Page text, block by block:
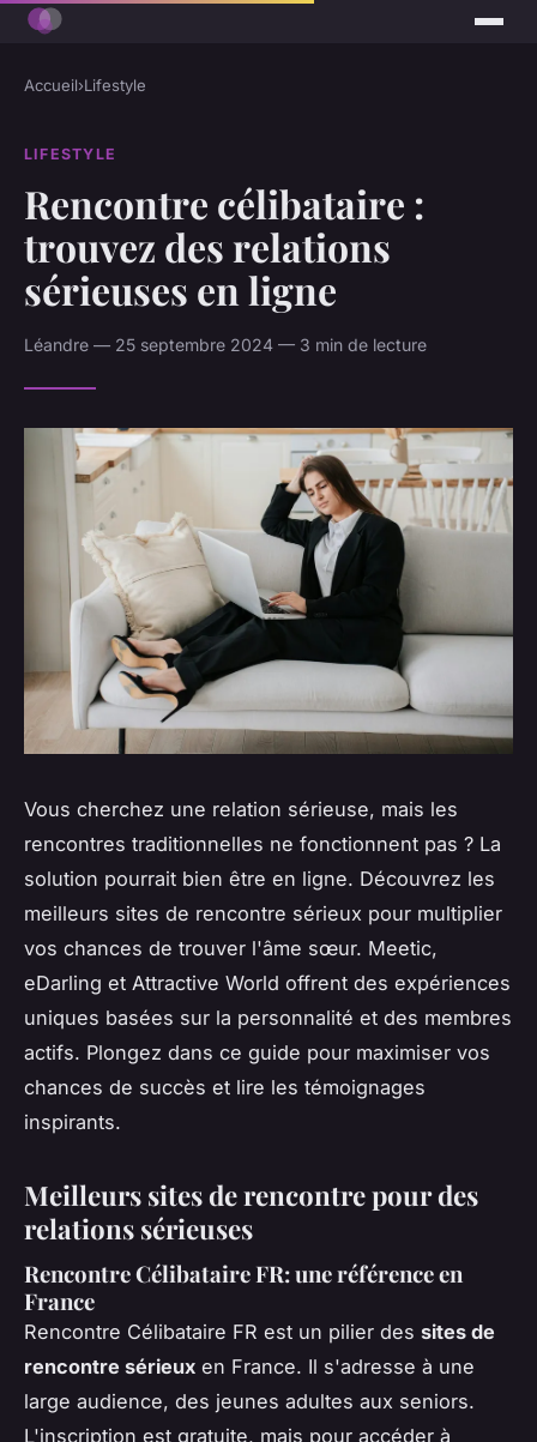
Accueil›Lifestyle
LIFESTYLE
Rencontre célibataire :
trouvez des relations
sérieuses en ligne
Léandre — 25 septembre 2024 — 3 min de lecture
Vous cherchez une relation sérieuse, mais les
rencontres traditionnelles ne fonctionnent pas ? La
solution pourrait bien être en ligne. Découvrez les
meilleurs sites de rencontre sérieux pour multiplier
vos chances de trouver l'âme sœur. Meetic,
eDarling et Attractive World offrent des expériences
uniques basées sur la personnalité et des membres
actifs. Plongez dans ce guide pour maximiser vos
chances de succès et lire les témoignages
inspirants.
Meilleurs sites de rencontre pour des
relations sérieuses
Rencontre Célibataire FR: une référence en
France
Rencontre Célibataire FR est un pilier des sites de
rencontre sérieux en France. Il s'adresse à une
large audience, des jeunes adultes aux seniors.
L'inscription est gratuite, mais pour accéder à